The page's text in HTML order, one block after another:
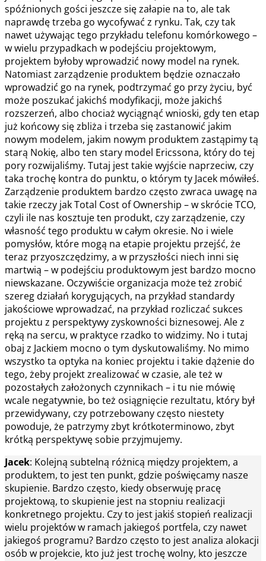
spóźnionych gości jeszcze się załapie na to, ale tak
naprawdę trzeba go wycofywać z rynku. Tak, czy tak
nawet używając tego przykładu telefonu komórkowego –
w wielu przypadkach w podejściu projektowym,
projektem byłoby wprowadzić nowy model na rynek.
Natomiast zarządzenie produktem będzie oznaczało
wprowadzić go na rynek, podtrzymać go przy życiu, być
może poszukać jakichś modyfikacji, może jakichś
rozszerzeń, albo chociaż wyciągnąć wnioski, gdy ten etap
już końcowy się zbliża i trzeba się zastanowić jakim
nowym modelem, jakim nowym produktem zastąpimy tą
starą Nokię, albo ten stary model Ericssona, który do tej
pory rozwijaliśmy. Tutaj jest takie wyjście naprzeciw, czy
taka trochę kontra do punktu, o którym ty Jacek mówiłeś.
Zarządzenie produktem bardzo często zwraca uwagę na
takie rzeczy jak Total Cost of Ownership – w skrócie TCO,
czyli ile nas kosztuje ten produkt, czy zarządzenie, czy
własność tego produktu w całym okresie. No i wiele
pomysłów, które mogą na etapie projektu przejść, że
teraz przyoszczędzimy, a w przyszłości niech inni się
martwią – w podejściu produktowym jest bardzo mocno
niewskazane. Oczywiście organizacja może też zrobić
szereg działań korygujących, na przykład standardy
jakościowe wprowadzać, na przykład rozliczać sukces
projektu z perspektywy zyskowności biznesowej. Ale z
ręką na sercu, w praktyce rzadko to widzimy. No i tutaj
obaj z Jackiem mocno o tym dyskutowaliśmy. No mimo
wszystko ta optyka na koniec projektu i takie dążenie do
tego, żeby projekt zrealizować w czasie, ale też w
pozostałych założonych czynnikach – i tu nie mówię
wcale negatywnie, bo też osiągnięcie rezultatu, który był
przewidywany, czy potrzebowany często niestety
powoduje, że patrzymy zbyt krótkoterminowo, zbyt
krótką perspektywę sobie przyjmujemy.
Jacek: Kolejną subtelną różnicą między projektem, a
produktem, to jest ten punkt, gdzie poświęcamy nasze
skupienie. Bardzo często, kiedy obserwuję pracę
projektową, to skupienie jest na stopniu realizacji
konkretnego projektu. Czy to jest jakiś stopień realizacji
wielu projektów w ramach jakiegoś portfela, czy nawet
jakiegoś programu? Bardzo często to jest analiza alokacji
osób w projekcie, kto już jest trochę wolny, kto jeszcze